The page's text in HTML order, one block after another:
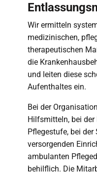
Wir ermitteln
medizinischen,
therapeutischen
die
und leiten diese
Aufenthaltes ein.
Bei der
Hilfsmitteln, bei
Pflegestufe, bei der
versorgenden
ambulanten
behilflich. Die